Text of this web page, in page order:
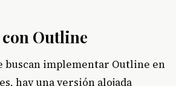
con Outline
buscan implementar Outline en
hay una versión alojada